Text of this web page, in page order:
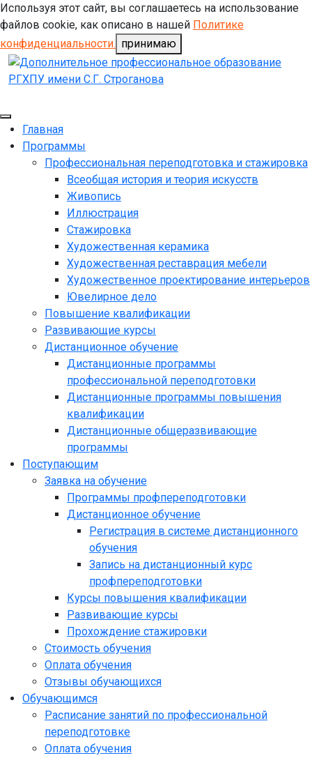
Используя этот сайт, вы соглашаетесь на использование
файлов cookie, как описано в нашей Политике
конфиденциальности. принимаю
Главная
Программы
Профессиональная переподготовка и стажировка
Всеобщая история и теория искусств
Живопись
Иллюстрация
Стажировка
Художественная керамика
Художественная реставрация мебели
Художественное проектирование интерьеров
Ювелирное дело
Повышение квалификации
Развивающие курсы
Дистанционное обучение
Дистанционные программы
профессиональной переподготовки
Дистанционные программы повышения
квалификации
Дистанционные общеразвивающие
программы
Поступающим
Заявка на обучение
Программы профпереподготовки
Дистанционное обучение
Регистрация в системе дистанционного
обучения
Запись на дистанционный курс
профпереподготовки
Курсы повышения квалификации
Развивающие курсы
Прохождение стажировки
Стоимость обучения
Оплата обучения
Отзывы обучающихся
Обучающимся
Расписание занятий по профессиональной
переподготовке
Оплата обучения